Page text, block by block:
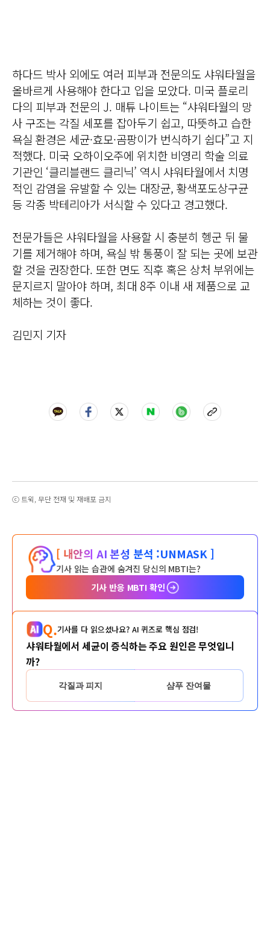
하다드 박사 외에도 여러 피부과 전문의도 샤워타월을
올바르게 사용해야 한다고 입을 모았다. 미국 플로리
다의 피부과 전문의 J. 매튜 나이트는 “샤워타월의 망
사 구조는 각질 세포를 잡아두기 쉽고, 따뜻하고 습한
욕실 환경은 세균·효모·곰팡이가 번식하기 쉽다”고 지
적했다. 미국 오하이오주에 위치한 비영리 학술 의료
기관인 ‘클리블랜드 클리닉’ 역시 샤워타월에서 치명
적인 감염을 유발할 수 있는 대장균, 황색포도상구균
등 각종 박테리아가 서식할 수 있다고 경고했다.
전문가들은 샤워타월을 사용할 시 충분히 헹군 뒤 물
기를 제거해야 하며, 욕실 밖 통풍이 잘 되는 곳에 보관
할 것을 권장한다. 또한 면도 직후 혹은 상처 부위에는
문지르지 말아야 하며, 최대 8주 이내 새 제품으로 교
체하는 것이 좋다.
김민지 기자
ⓒ 트윅, 무단 전재 및 재배포 금지
[ 내안의 AI 본성 분석 :UNMASK ]
기사 읽는 습관에 숨겨진 당신의 MBTI는?
기사 반응 MBTI 확인
Q.기사를 다 읽으셨나요? AI 퀴즈로 핵심 점검!
샤워타월에서 세균이 증식하는 주요 원인은 무엇입니
까?
각질과 피지 샴푸 잔여물